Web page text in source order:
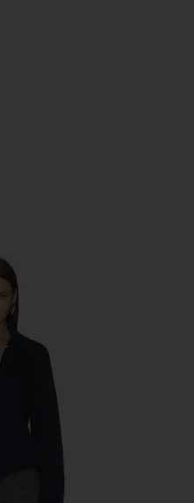
Favorite JUDITH メリノジャンパー